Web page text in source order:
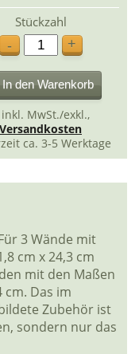
Stückzahl
-
+
In den Warenkorb
MwSt./exkl.,
Versandkosten
ca. 3-5 Werktage
3 Wände mit
cm x 24,3 cm
mit den Maßen
cm. Das im
Zubehör ist
sondern nur das